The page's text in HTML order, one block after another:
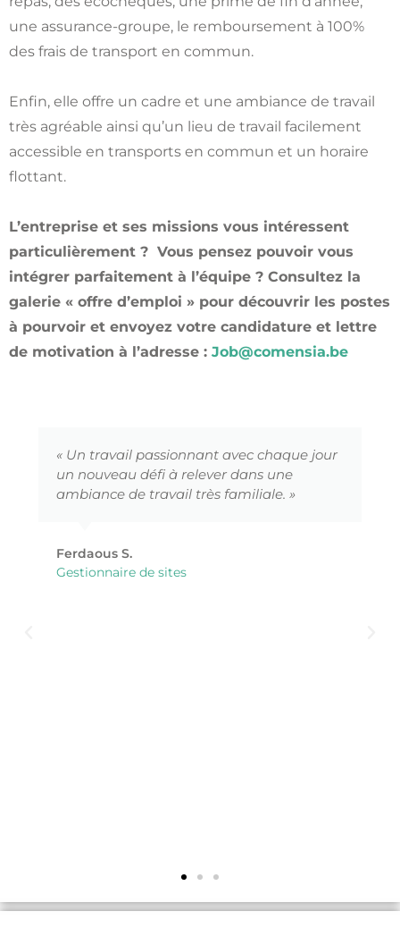
une assurance-groupe, le remboursement à 100%
des frais de transport en commun.
Enfin, elle offre un cadre et une ambiance de travail
très agréable ainsi qu’un lieu de travail facilement
accessible en transports en commun et un horaire
flottant.
L’entreprise et ses missions vous intéressent
particulièrement ? Vous pensez pouvoir vous
intégrer parfaitement à l’équipe ? Consultez la
galerie « offre d’emploi » pour découvrir les postes
à pourvoir et envoyez votre candidature et lettre
de motivation à l’adresse : Job@comensia.be
« Un travail passionnant avec chaque jour
un nouveau défi à relever dans une
ambiance de travail très familiale. »
Ferdaous S.
Gestionnaire de sites